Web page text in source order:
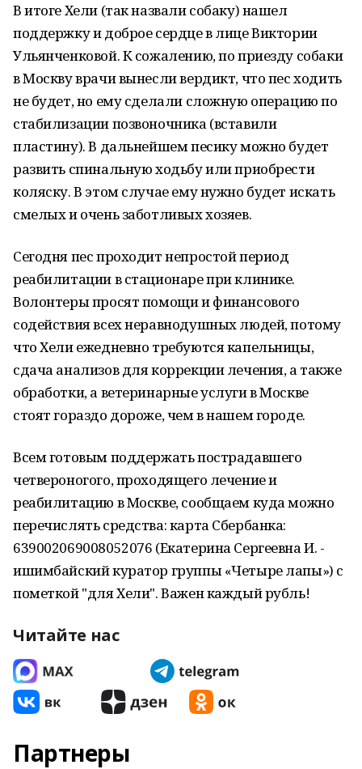
В итоге Хели (так назвали собаку) нашел
поддержку и доброе сердце в лице Виктории
Ульянченковой. К сожалению, по приезду собаки
в Москву врачи вынесли вердикт, что пес ходить
не будет, но ему сделали сложную операцию по
стабилизации позвоночника (вставили
пластину). В дальнейшем песику можно будет
развить спинальную ходьбу или приобрести
коляску. В этом случае ему нужно будет искать
смелых и очень заботливых хозяев.
Сегодня пес проходит непростой период
реабилитации в стационаре при клинике.
Волонтеры просят помощи и финансового
содействия всех неравнодушных людей, потому
что Хели ежедневно требуются капельницы,
сдача анализов для коррекции лечения, а также
обработки, а ветеринарные услуги в Москве
стоят гораздо дороже, чем в нашем городе.
Всем готовым поддержать пострадавшего
четвероногого, проходящего лечение и
реабилитацию в Москве, сообщаем куда можно
перечислять средства: карта Сбербанка:
639002069008052076 (Екатерина Сергеевна И. -
ишимбайский куратор группы «Четыре лапы») с
пометкой "для Хели". Важен каждый рубль!
Читайте нас
Партнеры